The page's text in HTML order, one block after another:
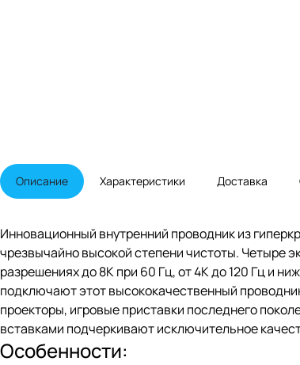
Описание Характеристики Доставка
Инновационный внутренний проводник из
чрезвычайно высокой степени чистоты. Четыре
разрешениях до 8K при 60 Гц, от 4K до 120 Гц и
подключают этот высококачественный
проекторы, игровые приставки последнего
вставками подчеркивают исключительное
Особенности: